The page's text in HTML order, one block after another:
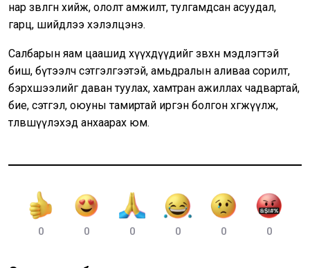
нар зөвлөгөөнөө хийж, ололт амжилт, тулгамдсан асуудал,
гарц, шийдлээ хэлэлцэнэ.
Салбарын яам цаашид хүүхдүүдийг зөвхөн мэдлэгтэй
биш, бүтээлч сэтгэлгээтэй, амьдралын аливаа сорилт,
бэрхшээлийг даван туулах, хамтран ажиллах чадвартай,
бие, сэтгэл, оюуны тамиртай иргэн болгон хөгжүүлж,
төлөвшүүлэхэд анхаарах юм.
0 0 0 0 0 0